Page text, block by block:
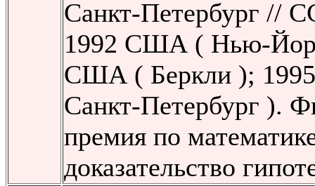
Санкт-Петербург //
1992 США ( Нью-
США ( Беркли );
Санкт-Петербург ).
премия по
доказательство